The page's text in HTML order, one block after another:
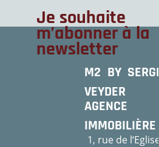
Je souhaite
m’abonner à la
newsletter
M2 BY SERGE
VEYDER
AGENCE
IMMOBILIÈRE
1, rue de l‘Eglise